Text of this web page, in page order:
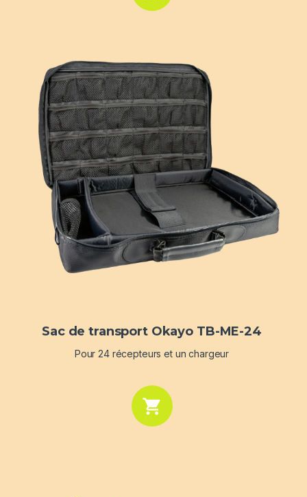
Sac de transport Okayo TB-ME-24
Pour 24 récepteurs et un chargeur